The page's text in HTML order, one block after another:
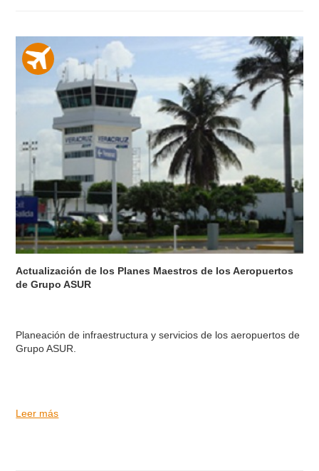
Actualización de los Planes Maestros de los Aeropuertos
de Grupo ASUR
Planeación de infraestructura y servicios de los aeropuertos de
Grupo ASUR.
Leer más